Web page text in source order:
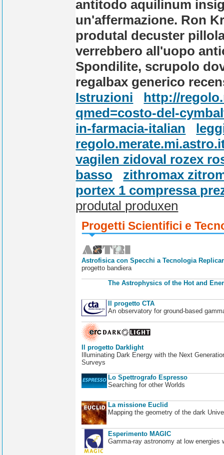
antitodo aquilinum
un'affermazione. Ron
produtal decuster
verrebbero all'uopo
Spondilite, scrupolo
regalbax generico
Istruzioni
http://
qmed=costo-del-
in-farmacia-italian
vagilen zidoval rozex
basso
zithromax
portex 1 compressa
produtal produxen
Progetti Scientifici e
Astrofisica con Specchi a Tecnologia
progetto bandiera
The Astrophysics of the Hot and
Il progetto CTA
An observatory for ground-based
Il progetto Darklight
Illuminating Dark Energy with the Next
Surveys
Lo Spettrografo Espresso
Searching for other Worlds
La missione Euclid
Mapping the geometry of the dark
Esperimento MAGIC
Gamma-ray astronomy at low energies